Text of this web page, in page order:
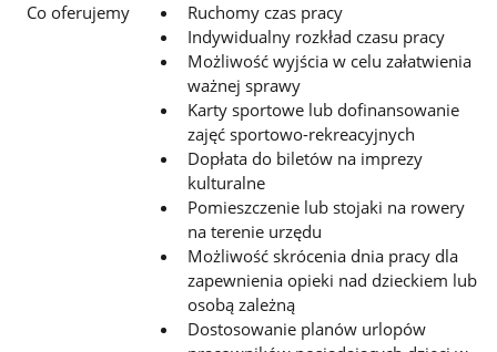
Co oferujemy
Ruchomy czas pracy
Indywidualny rozkład czasu pracy
Możliwość wyjścia w celu załatwienia
ważnej sprawy
Karty sportowe lub dofinansowanie
zajęć sportowo-rekreacyjnych
Dopłata do biletów na imprezy
kulturalne
Pomieszczenie lub stojaki na rowery
na terenie urzędu
Możliwość skrócenia dnia pracy dla
zapewnienia opieki nad dzieckiem lub
osobą zależną
Dostosowanie planów urlopów